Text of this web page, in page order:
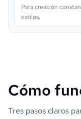
Para creación
estilos.
Cómo
Tres pasos claros